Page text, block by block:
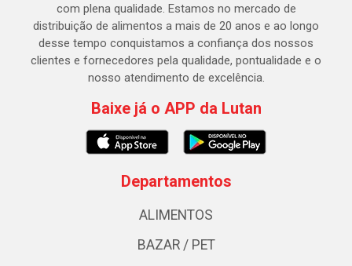
com plena qualidade. Estamos no mercado de
distribuição de alimentos a mais de 20 anos e ao longo
desse tempo conquistamos a confiança dos nossos
clientes e fornecedores pela qualidade, pontualidade e o
nosso atendimento de excelência.
Baixe já o APP da Lutan
Departamentos
ALIMENTOS
BAZAR / PET